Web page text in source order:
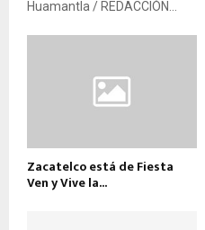
Huamantla / REDACCIÓN...
Zacatelco está de Fiesta
Ven y Vive la...